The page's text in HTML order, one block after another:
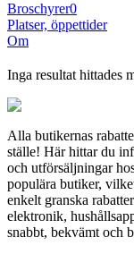
Broschyrer0
Platser, öppettider
Om
Inga resultat hittades
Alla butikernas
ställe! Här hittar du
och utförsäljningar
populära butiker,
enkelt granska
elektronik,
snabbt, bekvämt och